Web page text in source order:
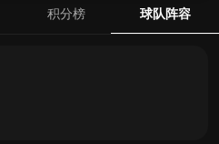
积分榜 球队阵容